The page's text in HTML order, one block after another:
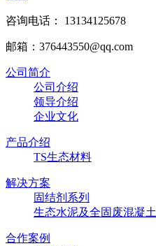
咨询电话： 13134125678
邮箱：376443550@qq.com
公司简介
公司介绍
领导介绍
企业文化
产品介绍
TS生态材料
解决方案
固结剂系列
生态水泥及全固废混凝土
合作案例